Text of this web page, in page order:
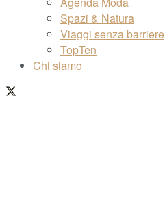
Spazi & Natura
Viaggi senza barriere
TopTen
Chi siamo